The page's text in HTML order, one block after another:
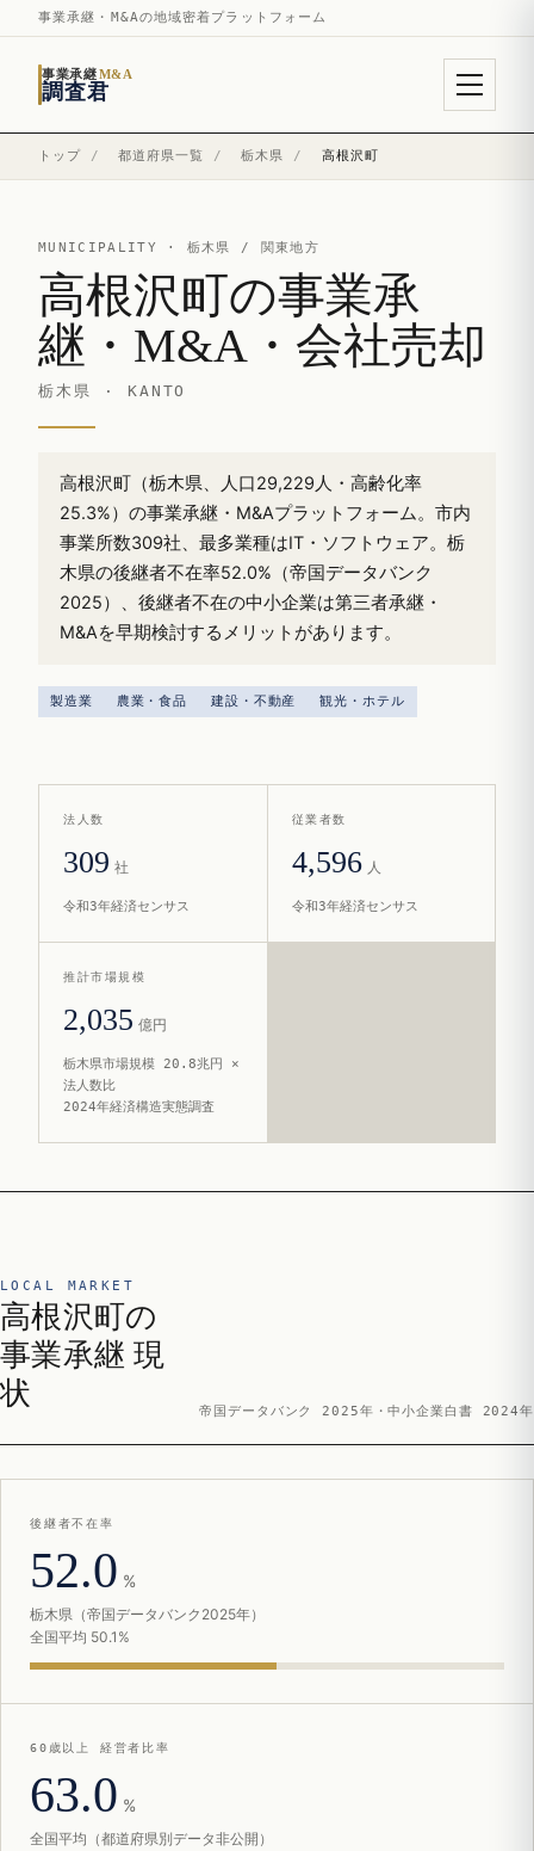
事業承継・M&Aの地域密着プラットフォーム
事業承継M&A
調査君
トップ / 都道府県一覧 / 栃木県 / 高根沢町
MUNICIPALITY · 栃木県 / 関東地方
高根沢町の事業承
継・M&A・会社売却
栃木県 · KANTO
高根沢町（栃木県、人口29,229人・高齢化率
25.3%）の事業承継・M&Aプラットフォーム。市内
事業所数309社、最多業種はIT・ソフトウェア。栃
木県の後継者不在率52.0%（帝国データバンク
2025）、後継者不在の中小企業は第三者承継・
M&Aを早期検討するメリットがあります。
製造業 農業・食品 建設・不動産 観光・ホテル
法人数
309 社
令和3年経済センサス
従業者数
4,596 人
令和3年経済センサス
推計市場規模
2,035 億円
栃木県市場規模 20.8兆円 ×
法人数比
2024年経済構造実態調査
LOCAL MARKET
高根沢町の
事業承継 現
状
帝国データバンク 2025年・中小企業白書 2024年
後継者不在率
52.0 %
栃木県（帝国データバンク2025年）
全国平均 50.1%
60歳以上 経営者比率
63.0 %
全国平均（都道府県別データ非公開）